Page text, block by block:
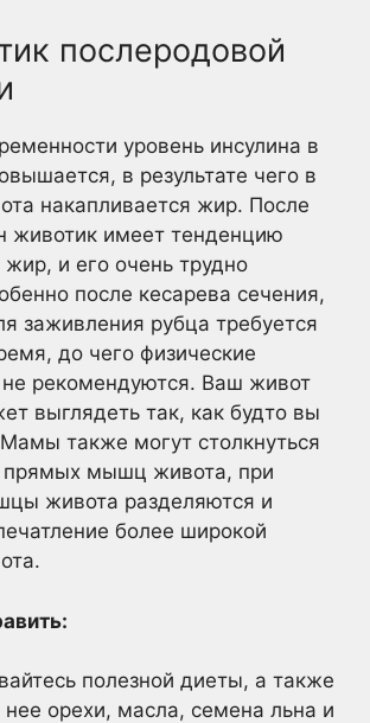
послеродовой
уровень инсулина в
в результате чего в
накапливается жир. После
животик имеет тенденцию
жир, и его очень трудно
после кесарева сечения,
заживления рубца требуется
до чего физические
рекомендуются. Ваш живот
выглядеть так, как будто вы
также могут столкнуться
прямых мышц живота, при
живота разделяются и
более широкой
полезной диеты, а также
орехи, масла, семена льна и